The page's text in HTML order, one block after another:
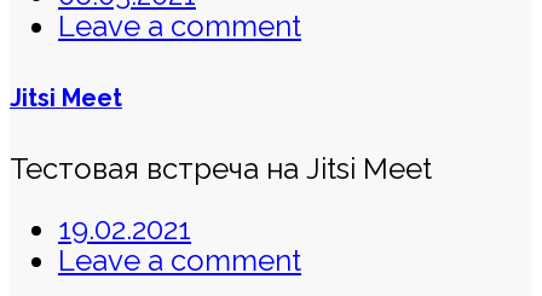
Leave a comment
Jitsi Meet
Тестовая встреча на Jitsi Meet
19.02.2021
Leave a comment